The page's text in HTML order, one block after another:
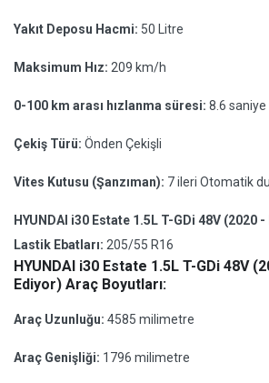
Yakıt Deposu Hacmi: 50 Litre
Maksimum Hız: 209 km/h
0-100 km arası hızlanma süresi: 8.6 saniye
Çekiş Türü: Önden Çekişli
Vites Kutusu (Şanzıman): 7 ileri Otomatik
HYUNDAI i30 Estate 1.5L T-GDi 48V (2020
Lastik Ebatları: 205/55 R16
HYUNDAI i30 Estate 1.5L T-GDi 48V
Ediyor) Araç Boyutları:
Araç Uzunluğu: 4585 milimetre
Araç Genişliği: 1796 milimetre